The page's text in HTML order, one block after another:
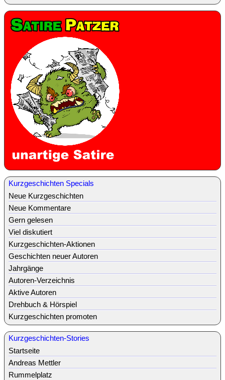
Kurzgeschichten Specials
Neue Kurzgeschichten
Neue Kommentare
Gern gelesen
Viel diskutiert
Kurzgeschichten-Aktionen
Geschichten neuer Autoren
Jahrgänge
Autoren-Verzeichnis
Aktive Autoren
Drehbuch & Hörspiel
Kurzgeschichten promoten
Kurzgeschichten-Stories
Startseite
Andreas Mettler
Rummelplatz